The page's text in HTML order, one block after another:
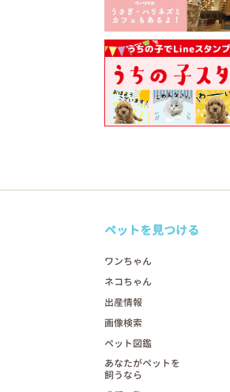
ペットを見つける
ワンちゃん
ネコちゃん
出産情報
画像検索
ペット図鑑
あなたがペットを
飼うなら